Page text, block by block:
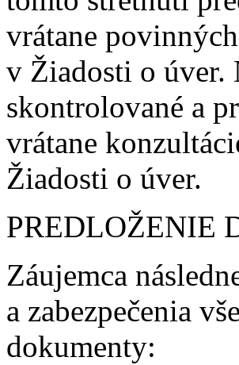
vrátane
v Žiadosti o úver.
skontrolované a
vrátane
Žiadosti o úver.
PREDLOŽENIE
Záujemca
a zabezpečenia
dokumenty: